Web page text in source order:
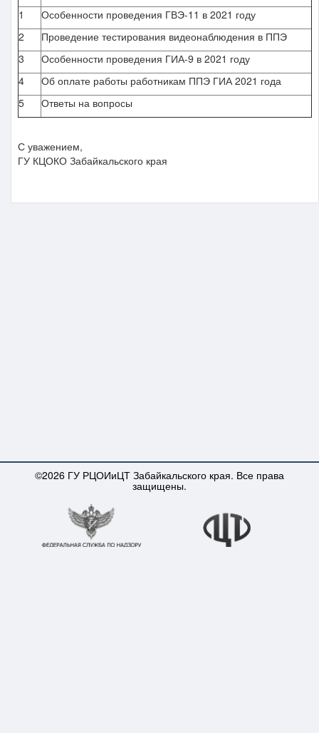
1
Особенности проведения ГВЭ-11 в 2021 году
2
Проведение тестирования видеонаблюдения в ППЭ
3
Особенности проведения ГИА-9 в 2021 году
4
Об оплате работы работникам ППЭ ГИА 2021 года
5
Ответы на вопросы
С уважением,
ГУ КЦОКО Забайкальского края
©2026 ГУ РЦОИиЦТ Забайкальского края. Все права
защищены.